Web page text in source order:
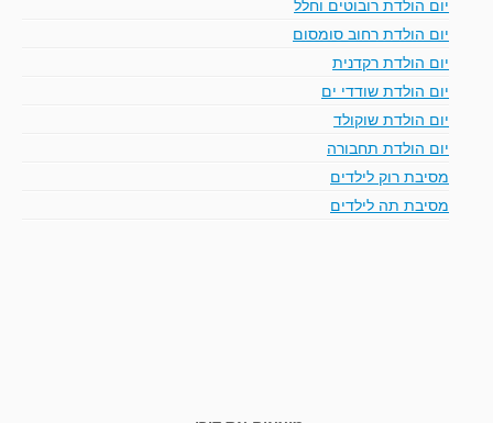
יום הולדת רחוב סומסום
יום הולדת רקדנית
יום הולדת שודדי ים
יום הולדת שוקולד
יום הולדת תחבורה
מסיבת רוק לילדים
מסיבת תה לילדים